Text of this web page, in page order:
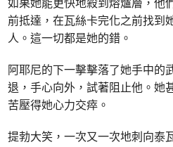
前抵達，在瓦絲卡完化之前找到
人。這一切都是她的錯。
阿耶尼的下一擊擊落了她手中的
退，手心向外，試著阻止他。她
苦壓得她心力交瘁。
提勃大笑，一次又一次地刺向泰